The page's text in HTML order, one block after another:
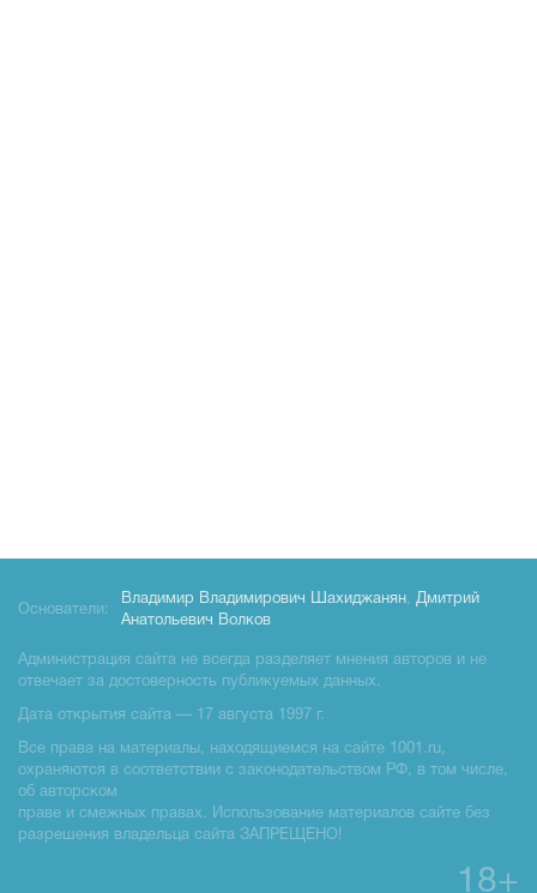
Основатели:
Владимир Владимирович Шахиджанян, Дмитрий
Анатольевич Волков
Администрация сайта не всегда разделяет мнения авторов и не
отвечает за достоверность публикуемых данных.
Дата открытия сайта — 17 августа 1997 г.
Все права на материалы, находящиемся на сайте 1001.ru,
охраняются в соответствии с законодательством РФ, в том числе,
об авторском
праве и смежных правах. Использование материалов сайте без
разрешения владельца сайта ЗАПРЕЩЕНО!
18+